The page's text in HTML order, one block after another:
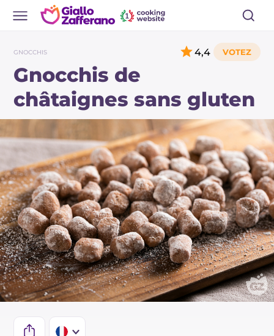
GNOCCHIS
Gnocchis de
châtaignes sans gluten
4,4